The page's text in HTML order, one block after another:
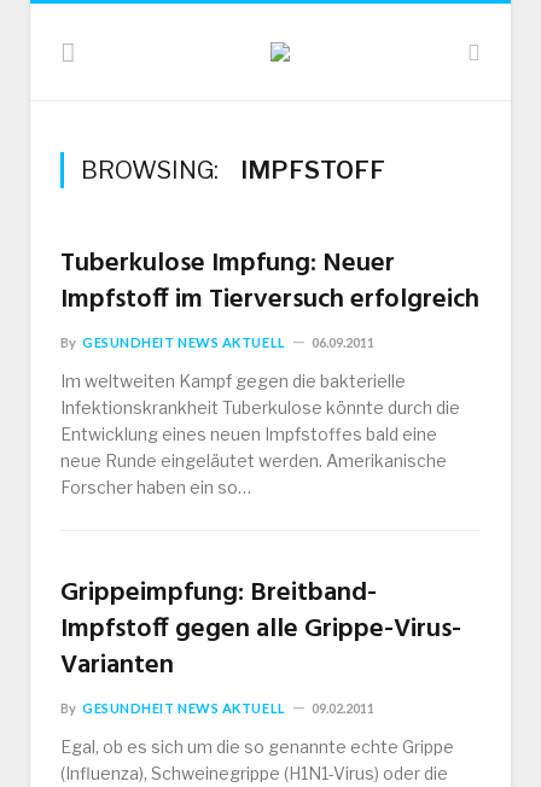
BROWSING: IMPFSTOFF
Tuberkulose Impfung: Neuer
Impfstoff im Tierversuch erfolgreich
By GESUNDHEIT NEWS AKTUELL 06.09.2011
Im weltweiten Kampf gegen die bakterielle
Infektionskrankheit Tuberkulose könnte durch die
Entwicklung eines neuen Impfstoffes bald eine
neue Runde eingeläutet werden. Amerikanische
Forscher haben ein so…
Grippeimpfung: Breitband-
Impfstoff gegen alle Grippe-Virus-
Varianten
By GESUNDHEIT NEWS AKTUELL 09.02.2011
Egal, ob es sich um die so genannte echte Grippe
(Influenza), Schweinegrippe (H1N1-Virus) oder die